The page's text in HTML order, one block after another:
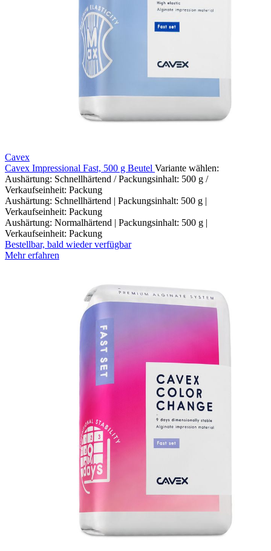
Cavex
Cavex Impressional Fast, 500 g Beutel Variante wählen:
Aushärtung: Schnellhärtend / Packungsinhalt: 500 g /
Verkaufseinheit: Packung
Aushärtung: Schnellhärtend | Packungsinhalt: 500 g |
Verkaufseinheit: Packung
Aushärtung: Normalhärtend | Packungsinhalt: 500 g |
Verkaufseinheit: Packung
Bestellbar, bald wieder verfügbar
Mehr erfahren